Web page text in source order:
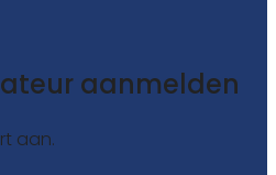
aanmelden
aan.